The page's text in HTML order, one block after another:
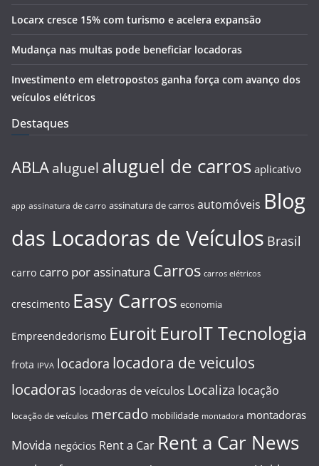
Locarx cresce 15% com turismo e acelera expansão
Mudança nas multas pode beneficiar locadoras
Investimento em eletropostos ganha força com avanço dos
veículos elétricos
Destaques
ABLA aluguel aluguel de carros aplicativo
app assinatura de carro assinatura de carros automóveis Blog
das Locadoras de Veículos Brasil
carro carro por assinatura Carros carros elétricos
crescimento Easy Carros economia
Empreendedorismo Euroit EuroIT Tecnologia
frota IPVA locadora locadora de veiculos
locadoras locadoras de veículos Localiza locação
locação de veículos mercado mobilidade montadora montadoras
Movida negócios Rent a Car Rent a Car News